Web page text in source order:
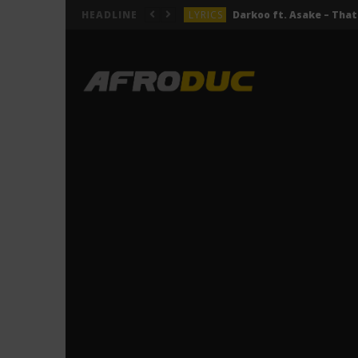
HEADLINE LYRICS
ACTUALITÉS